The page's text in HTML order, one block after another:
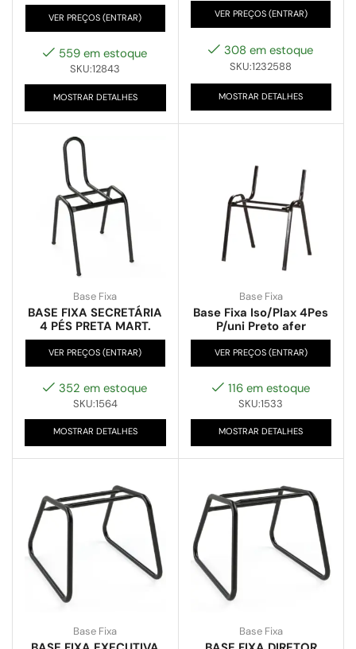
VER PREÇOS (ENTRAR)
559 em estoque
SKU:12843
MOSTRAR DETALHES
VER PREÇOS (ENTRAR)
308 em estoque
SKU:1232588
MOSTRAR DETALHES
Base Fixa
BASE FIXA SECRETÁRIA
4 PÉS PRETA MART.
VER PREÇOS (ENTRAR)
352 em estoque
SKU:1564
MOSTRAR DETALHES
Base Fixa
Base Fixa Iso/Plax 4Pes
P/uni Preto afer
VER PREÇOS (ENTRAR)
116 em estoque
SKU:1533
MOSTRAR DETALHES
Base Fixa Base Fixa